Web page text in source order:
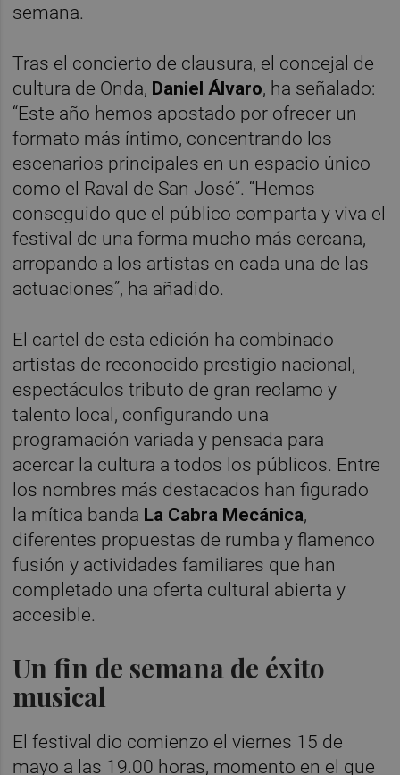
semana.
Tras el concierto de clausura, el concejal de
cultura de Onda, Daniel Álvaro, ha señalado:
“Este año hemos apostado por ofrecer un
formato más íntimo, concentrando los
escenarios principales en un espacio único
como el Raval de San José”. “Hemos
conseguido que el público comparta y viva el
festival de una forma mucho más cercana,
arropando a los artistas en cada una de las
actuaciones”, ha añadido.
El cartel de esta edición ha combinado
artistas de reconocido prestigio nacional,
espectáculos tributo de gran reclamo y
talento local, configurando una
programación variada y pensada para
acercar la cultura a todos los públicos. Entre
los nombres más destacados han figurado
la mítica banda La Cabra Mecánica,
diferentes propuestas de rumba y flamenco
fusión y actividades familiares que han
completado una oferta cultural abierta y
accesible.
Un fin de semana de éxito
musical
El festival dio comienzo el viernes 15 de
mayo a las 19.00 horas, momento en el que